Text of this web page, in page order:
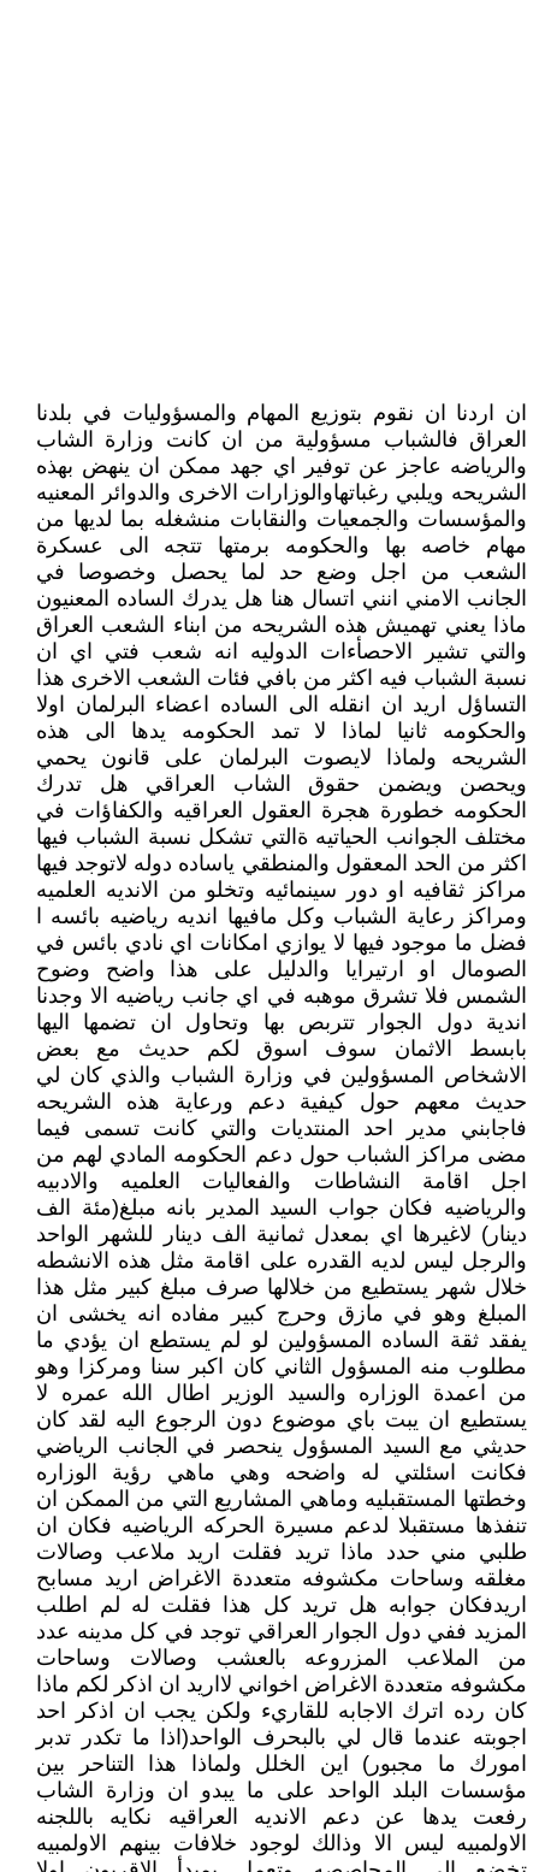
ان اردنا ان نقوم بتوزيع المهام والمسؤوليات في بلدنا
العراق فالشباب مسؤولية من ان كانت وزارة الشاب
والرياضه عاجز عن توفير اي جهد ممكن ان ينهض بهذه
الشريحه ويلبي رغباتهاوالوزارات الاخرى والدوائر المعنيه
والمؤسسات والجمعيات والنقابات منشغله بما لديها من
مهام خاصه بها والحكومه برمتها تتجه الى عسكرة
الشعب من اجل وضع حد لما يحصل وخصوصا في
الجانب الامني انني اتسال هنا هل يدرك الساده المعنيون
ماذا يعني تهميش هذه الشريحه من ابناء الشعب العراق
والتي تشير الاحصأءات الدوليه انه شعب فتي اي ان
نسبة الشباب فيه اكثر من بافي فئات الشعب الاخرى هذا
التساؤل اريد ان انقله الى الساده اعضاء البرلمان اولا
والحكومه ثانيا لماذا لا تمد الحكومه يدها الى هذه
الشريحه ولماذا لايصوت البرلمان على قانون يحمي
ويحصن ويضمن حقوق الشاب العراقي هل تدرك
الحكومه خطورة هجرة العقول العراقيه والكفاؤات في
مختلف الجوانب الحياتيه ةالتي تشكل نسبة الشباب فيها
اكثر من الحد المعقول والمنطقي ياساده دوله لاتوجد فيها
مراكز ثقافيه او دور سينمائيه وتخلو من الانديه العلميه
ومراكز رعاية الشباب وكل مافيها انديه رياضيه بائسه ا
فضل ما موجود فيها لا يوازي امكانات اي نادي بائس في
الصومال او ارتيرايا والدليل على هذا واضح وضوح
الشمس فلا تشرق موهبه في اي جانب رياضيه الا وجدنا
اندية دول الجوار تتربص بها وتحاول ان تضمها اليها
بابسط الاثمان سوف اسوق لكم حديث مع بعض
الاشخاص المسؤولين في وزارة الشباب والذي كان لي
حديث معهم حول كيفية دعم ورعاية هذه الشريحه
فاجابني مدير احد المنتديات والتي كانت تسمى فيما
مضى مراكز الشباب حول دعم الحكومه المادي لهم من
اجل اقامة النشاطات والفعاليات العلميه والادبيه
والرياضيه فكان جواب السيد المدير بانه مبلغ(مئة الف
دينار) لاغيرها اي بمعدل ثمانية الف دينار للشهر الواحد
والرجل ليس لديه القدره على اقامة مثل هذه الانشطه
خلال شهر يستطيع من خلالها صرف مبلغ كبير مثل هذا
المبلغ وهو في مازق وحرج كبير مفاده انه يخشى ان
يفقد ثقة الساده المسؤولين لو لم يستطع ان يؤدي ما
مطلوب منه المسؤول الثاني كان اكبر سنا ومركزا وهو
من اعمدة الوزاره والسيد الوزير اطال الله عمره لا
يستطيع ان يبت باي موضوع دون الرجوع اليه لقد كان
حديثي مع السيد المسؤول ينحصر في الجانب الرياضي
فكانت اسئلتي له واضحه وهي ماهي رؤية الوزاره
وخطتها المستقبليه وماهي المشاريع التي من الممكن ان
تنفذها مستقبلا لدعم مسيرة الحركه الرياضيه فكان ان
طلبي مني حدد ماذا تريد فقلت اريد ملاعب وصالات
مغلقه وساحات مكشوفه متعددة الاغراض اريد مسابح
اريدفكان جوابه هل تريد كل هذا فقلت له لم اطلب
المزيد ففي دول الجوار العراقي توجد في كل مدينه عدد
من الملاعب المزروعه بالعشب وصالات وساحات
مكشوفه متعددة الاغراض اخواني لااريد ان اذكر لكم ماذا
كان رده اترك الاجابه للقاريء ولكن يجب ان اذكر احد
اجوبته عندما قال لي بالبحرف الواحد(اذا ما تكدر تدبر
امورك ما مجبور) اين الخلل ولماذا هذا التناحر بين
مؤسسات البلد الواحد على ما يبدو ان وزارة الشاب
رفعت يدها عن دعم الانديه العراقيه نكايه باللجنه
الاولمبيه ليس الا وذالك لوجود خلافات بينهم الاولمبيه